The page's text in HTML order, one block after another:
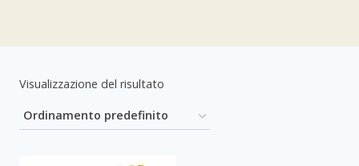
Visualizzazione del risultato